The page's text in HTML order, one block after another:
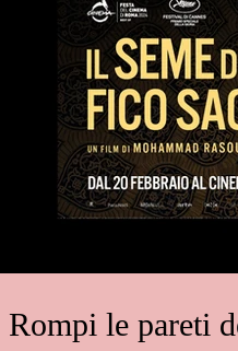
Rompi le pareti